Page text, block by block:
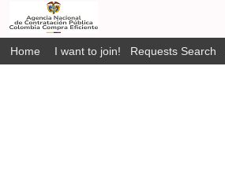
Home I want to join! Requests Search